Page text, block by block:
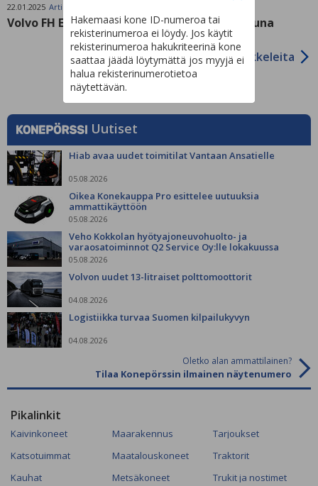
22.01.2025 Artikkelit ja koneuutiset
Volvo FH Electric Aero – Maanteiden sähköjuna
Lisää artikkeleita
Uutiset
Hiab avaa uudet toimitilat Vantaan Ansatielle
05.08.2026
Oikea Konekauppa Pro esittelee uutuuksia
ammattikäyttöön
05.08.2026
Veho Kokkolan hyötyajoneuvohuolto- ja
varaosatoiminnot Q2 Service Oy:lle lokakuussa
05.08.2026
Volvon uudet 13-litraiset polttomoottorit
04.08.2026
Logistiikka turvaa Suomen kilpailukyvyn
04.08.2026
Oletko alan ammattilainen?
Tilaa Konepörssin ilmainen näytenumero
Pikalinkit
Kaivinkoneet
Katsotuimmat
Kauhat
Maarakennus
Maatalouskoneet
Metsäkoneet
Tarjoukset
Traktorit
Trukit ja nostimet
Hakemaasi kone ID-numeroa tai
rekisterinumeroa ei löydy. Jos käytit
rekisterinumeroa hakukriteerinä kone
saattaa jäädä löytymättä jos myyjä ei
halua rekisterinumerotietoa
näytettävän.